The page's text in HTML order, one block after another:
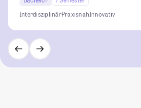
InterdisziplinärPraxisnahInnovativ